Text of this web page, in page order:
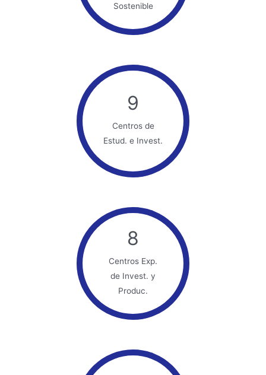
Sostenible
9
Centros de
Estud. e Invest.
8
Centros Exp.
de Invest. y
Produc.